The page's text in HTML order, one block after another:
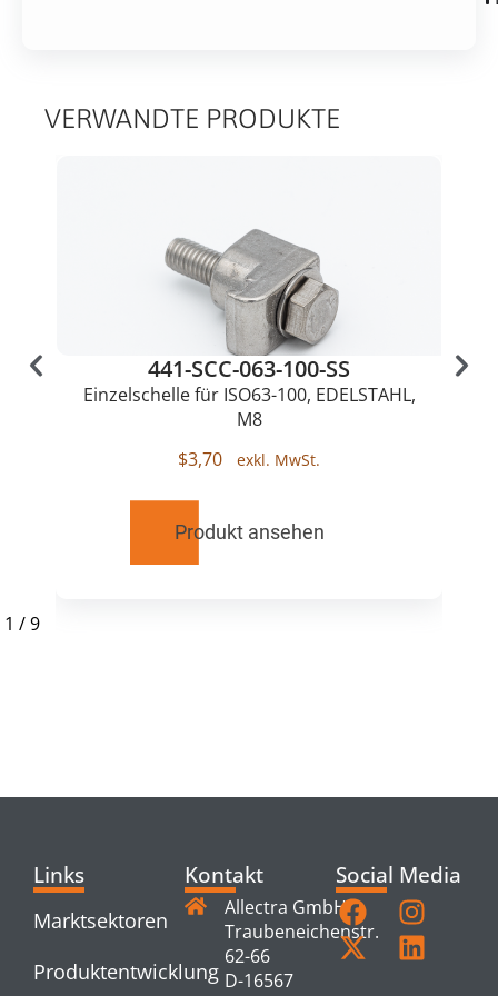
VERWANDTE PRODUKTE
441-SCC-063-100-SS
Einzelschelle für ISO63-100, EDELSTAHL,
M8
$3,70
Produkt ansehen
1 /9
Links
Marktsektoren
Produktentwicklung
Kontakt
Allectra GmbH
Traubeneichenstr.
62-66
D-16567
Social Media